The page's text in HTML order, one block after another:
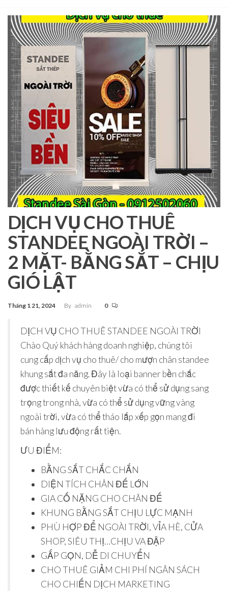
DỊCH VỤ CHO THUÊ
STANDEE NGOÀI TRỜI –
2 MẶT- BẰNG SẮT – CHỊU
GIÓ LẬT
Tháng 1 21, 2024 By admin 0
DỊCH VỤ CHO THUÊ STANDEE NGOÀI TRỜI
Chào Quý khách hàng doanh nghiệp, chúng tôi
cung cấp dịch vụ cho thuê/ cho mượn chân standee
khung sắt đa năng. Đây là loại banner bền chắc
được thiết kế chuyên biệt vừa có thể sử dụng sang
trọng trong nhà, vừa có thể sử dụng vững vàng
ngoài trời, vừa có thể tháo lắp xếp gọn mang đi
bán hàng lưu động rất tiện.
ƯU ĐIỂM:
BẰNG SẮT CHẮC CHẮN
DIỆN TÍCH CHÂN ĐẾ LỚN
GIA CỐ NẶNG CHO CHÂN ĐẾ
KHUNG BẰNG SẮT CHỊU LỰC MẠNH
PHÙ HỢP ĐỂ NGOÀI TRỜI, VỈA HÈ, CỬA
SHOP, SIÊU THỊ…CHỊU VA ĐẬP
GẤP GỌN, DỄ DI CHUYỂN
CHO THUÊ GIẢM CHI PHÍ NGÂN SÁCH
CHO CHIẾN DỊCH MARKETING